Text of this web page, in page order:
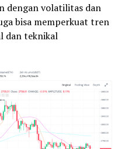
dengan volatilitas dan
bisa memperkuat tren
dan teknikal